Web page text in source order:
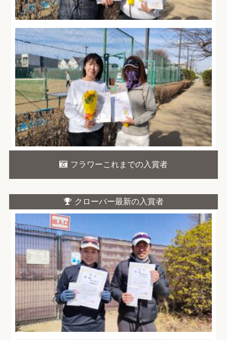
フラワーこれまでの入賞者
クローバー最新の入賞者